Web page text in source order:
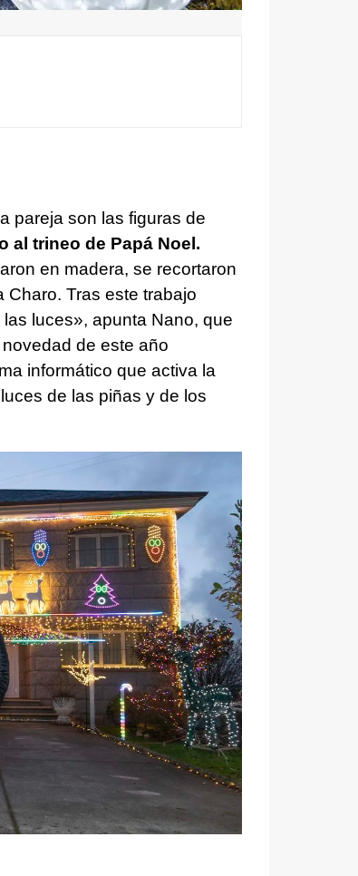
pareja son las figuras de
al trineo de Papá Noel.
en madera, se recortaron
Tras este trabajo
luces», apunta Nano, que
de este año
informático que activa la
de las piñas y de los